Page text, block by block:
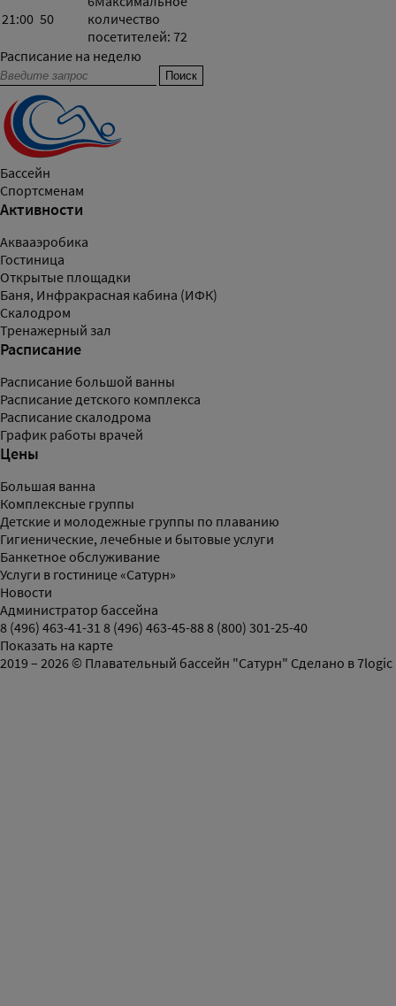
21:00 50
количество
посетителей: 72
Расписание на неделю
Бассейн
Спортсменам
Активности
Аквааэробика
Гостиница
Открытые площадки
Баня, Инфракрасная кабина (ИФК)
Скалодром
Тренажерный зал
Расписание
Расписание большой ванны
Расписание детского комплекса
Расписание скалодрома
График работы врачей
Цены
Большая ванна
Комплексные группы
Детские и молодежные группы по плаванию
Гигиенические, лечебные и бытовые услуги
Банкетное обслуживание
Услуги в гостинице «Сатурн»
Новости
Администратор бассейна
8 (496) 463-41-31 8 (496) 463-45-888 (800) 301-25-40
Показать на карте
2019 – 2026 © Плавательный бассейн "Сатурн" Сделано в7logic